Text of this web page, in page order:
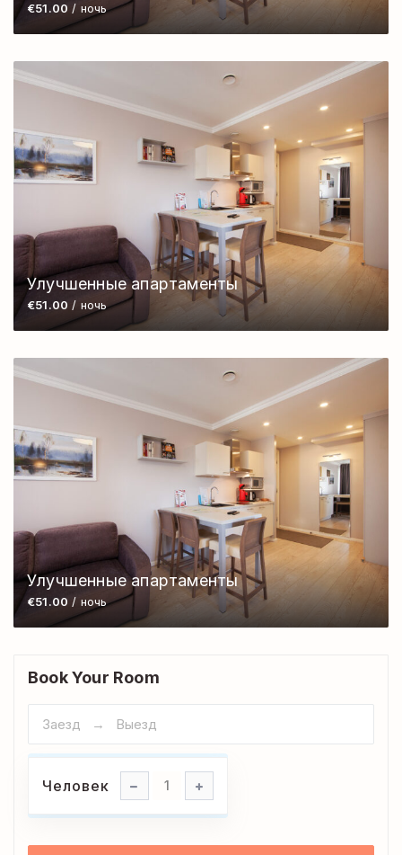
€51.00 / ночь
Улучшенные апартаменты
€51.00 / ночь
Улучшенные апартаменты
€51.00 / ночь
Book Your Room
Человек
Человек